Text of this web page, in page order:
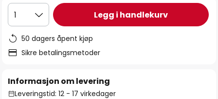
1 Legg i handlekurv
50 dagers åpent kjøp
Sikre betalingsmetoder
Informasjon om levering
Leveringstid: 12 - 17 virkedager